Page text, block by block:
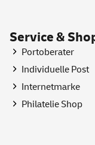
Service &
Portoberater
Individuelle Post
Internetmarke
PhilatelieShop